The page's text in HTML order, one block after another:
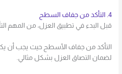
4. التأكد من جفاف السطح
قبل البدء في تطبيق العزل، من المهم
التأكد من جفاف الأسطح حيث يجب أن
لضمان التصاق العزل بشكل مثالي.